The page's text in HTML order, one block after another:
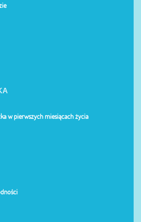
w pierwszych miesiącach życia